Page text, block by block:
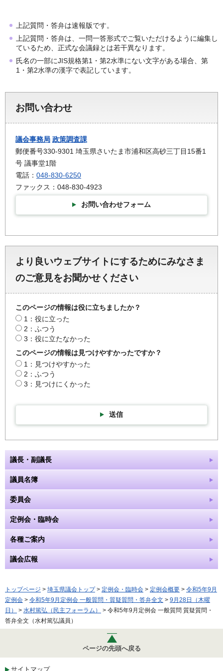
上記質問・答弁は速報版です。
上記質問・答弁は、一問一答形式でご覧いただけるように編集し
ているため、正式な会議録とは若干異なります。
氏名の一部にJIS規格第1・第2水準にない文字がある場合、第
1・第2水準の漢字で表記しています。
お問い合わせ
議会事務局 政策調査課
郵便番号330-9301 埼玉県さいたま市浦和区高砂三丁目15番1
号 議事堂1階
電話： 048-830-6250
ファックス：048-830-4923
お問い合わせフォーム
より良いウェブサイトにするためにみなさま
のご意見をお聞かせください
このページの情報は役に立ちましたか？
1：役に立った
2：ふつう
3：役に立たなかった
このページの情報は見つけやすかったですか？
1：見つけやすかった
2：ふつう
3：見つけにくかった
送信
議長・副議長
議員名簿
委員会
定例会・臨時会
各種ご案内
議会広報
トップページ > 埼玉県議会トップ> 定例会・臨時会 > 定例会概要 > 令和5年9月
定例会 > 令和5年9月定例会 一般質問・質疑質問・答弁全文 > 9月28日（木曜
日）
> 水村篤弘（民主フォーラム）
> 令和5年9月定例会 一般質問 質疑質問・
答弁全文（水村篤弘議員）
ページの先頭へ戻る
サイトマップ